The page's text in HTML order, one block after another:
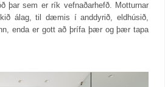
þar sem er rík vefnaðarhefð. Motturnar
álag, til dæmis í anddyrið, eldhúsið,
enda er gott að þrífa þær og þær tapa